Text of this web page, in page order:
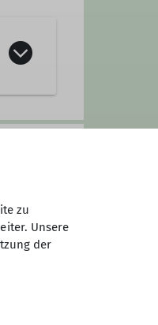
zu
Unsere
der